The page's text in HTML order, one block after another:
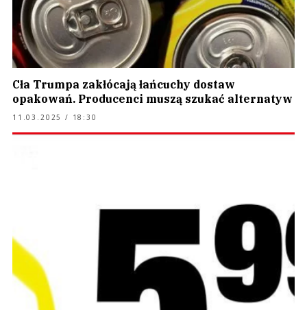
Cła Trumpa zakłócają łańcuchy dostaw
opakowań. Producenci muszą szukać alternatyw
11.03.2025 / 18:30